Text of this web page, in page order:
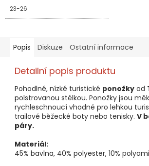
23-26
Popis Diskuze Ostatní informace
Detailní popis produktu
Pohodlné, nízké turistické ponožky od
polstrovanou stélkou. Ponožky jsou
rychleschnoucí vhodné pro lehkou
trailové běžecké boty nebo tenisky. V
páry.
Materiál:
45% bavlna, 40% polyester, 10%